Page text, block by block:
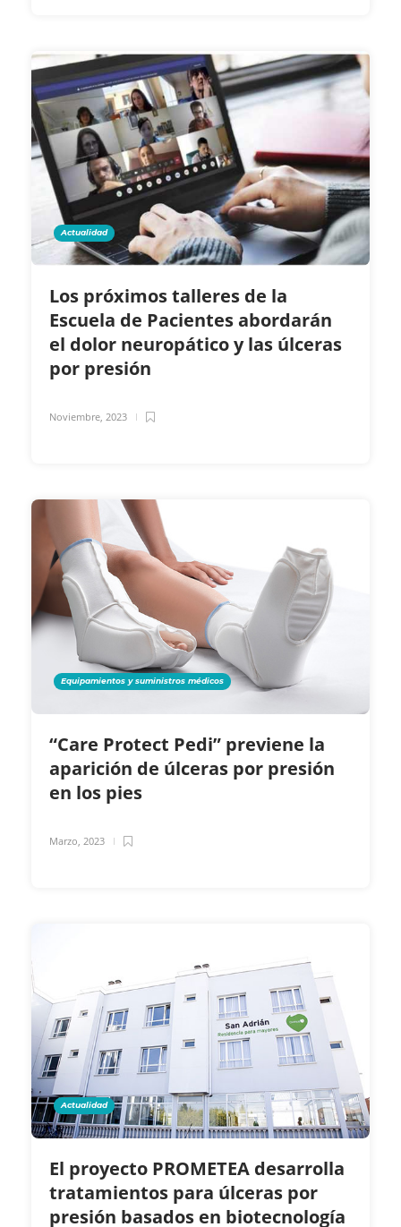
Actualidad
Los próximos talleres de la
Escuela de Pacientes abordarán
el dolor neuropático y las úlceras
por presión
Noviembre, 2023
Equipamientos y suministros médicos
“Care Protect Pedi” previene la
aparición de úlceras por presión
en los pies
Marzo, 2023
Actualidad
El proyecto PROMETEA desarrolla
tratamientos para úlceras por
presión basados en biotecnología